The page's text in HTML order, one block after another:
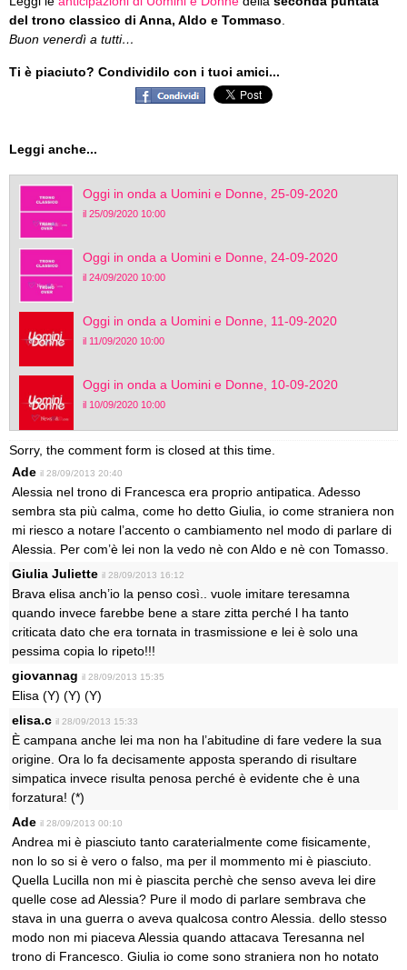
del trono classico di Anna, Aldo e Tommaso
Buon venerdì a tutti…
Ti è piaciuto? Condividilo con i tuoi amici...
Leggi anche...
Oggi in onda a Uomini e Donne, 25-09-2020
il 25/09/2020 10:00
Oggi in onda a Uomini e Donne, 24-09-2020
il 24/09/2020 10:00
Oggi in onda a Uomini e Donne, 11-09-2020
il 11/09/2020 10:00
Oggi in onda a Uomini e Donne, 10-09-2020
il 10/09/2020 10:00
Sorry, the comment form is closed at this time.
Ade il 28/09/2013 20:40
Alessia nel trono di Francesca era proprio antipatica. Adesso
sembra sta più calma, come ho detto Giulia, io come straniera non
mi riesco a notare l’accento o cambiamento nel modo di parlare di
Alessia. Per com’è lei non la vedo nè con Aldo e nè con Tomasso.
Giulia Juliette il 28/09/2013 16:12
Brava elisa anch’io la penso così.. vuole imitare teresamna
quando invece farebbe bene a stare zitta perché l ha tanto
criticata dato che era tornata in trasmissione e lei è solo una
pessima copia lo ripeto!!!
giovannag il 28/09/2013 15:35
Elisa (Y) (Y) (Y)
elisa.c il 28/09/2013 15:33
È campana anche lei ma non ha l’abitudine di fare vedere la sua
origine. Ora lo fa decisamente apposta sperando di risultare
simpatica invece risulta penosa perché è evidente che è una
forzatura! (*)
Ade il 28/09/2013 00:10
Andrea mi è piasciuto tanto caraterialmente come fisicamente,
non lo so si è vero o falso, ma per il mommento mi è piasciuto.
Quella Lucilla non mi è piascita perchè che senso aveva lei dire
quelle cose ad Alessia? Pure il modo di parlare sembrava che
stava in una guerra o aveva qualcosa contro Alessia. dello stesso
modo non mi piaceva Alessia quando attacava Teresanna nel
trono di Francesco. Giulia io come sono straniera non ho notato